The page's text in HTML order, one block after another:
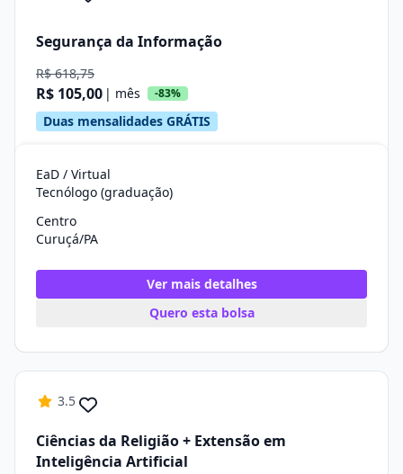
Segurança da Informação
R$ 618,75
R$ 105,00 | mês -83%
Duas mensalidades GRÁTIS
EaD / Virtual
Tecnólogo (graduação)
Centro
Curuçá/PA
Ver mais detalhes
Quero esta bolsa
3.5
Ciências da Religião + Extensão em
Inteligência Artificial